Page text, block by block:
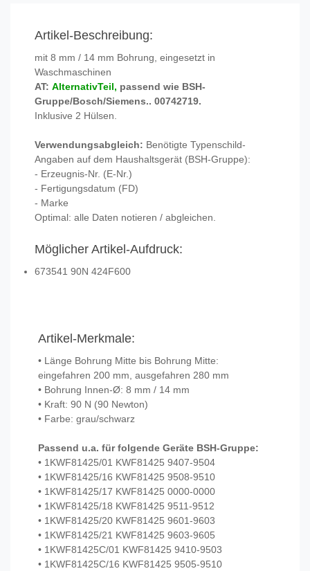
Artikel-Beschreibung:
mit 8 mm / 14 mm Bohrung, eingesetzt in
Waschmaschinen
AT: AlternativTeil, passend wie BSH-
Gruppe/Bosch/Siemens.. 00742719.
Inklusive 2 Hülsen.
Verwendungsabgleich: Benötigte Typenschild-
Angaben auf dem Haushaltsgerät (BSH-Gruppe):
- Erzeugnis-Nr. (E-Nr.)
- Fertigungsdatum (FD)
- Marke
Optimal: alle Daten notieren / abgleichen.
Möglicher Artikel-Aufdruck:
673541 90N 424F600
Artikel-Merkmale:
• Länge Bohrung Mitte bis Bohrung Mitte:
eingefahren 200 mm, ausgefahren 280 mm
• Bohrung Innen-Ø: 8 mm / 14 mm
• Kraft: 90 N (90 Newton)
• Farbe: grau/schwarz
Passend u.a. für folgende Geräte BSH-Gruppe:
• 1KWF81425/01 KWF81425 9407-9504
• 1KWF81425/16 KWF81425 9508-9510
• 1KWF81425/17 KWF81425 0000-0000
• 1KWF81425/18 KWF81425 9511-9512
• 1KWF81425/20 KWF81425 9601-9603
• 1KWF81425/21 KWF81425 9603-9605
• 1KWF81425C/01 KWF81425 9410-9503
• 1KWF81425C/16 KWF81425 9505-9510